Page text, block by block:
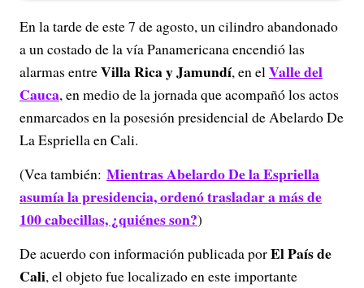
En la tarde de este 7 de agosto, un cilindro abandonado
a un costado de la vía Panamericana encendió las
alarmas entreVilla Rica y Jamundí, en elValle del
Cauca, en medio de la jornada que acompañó los actos
enmarcados en la posesión presidencial de Abelardo De
La Espriella en Cali.
(Vea también: Mientras Abelardo De la Espriella
asumía la presidencia, ordenó trasladar a más de
100 cabecillas, ¿quiénes son?)
De acuerdo con información publicada porEl País de
Cali, el objeto fue localizado en este importante